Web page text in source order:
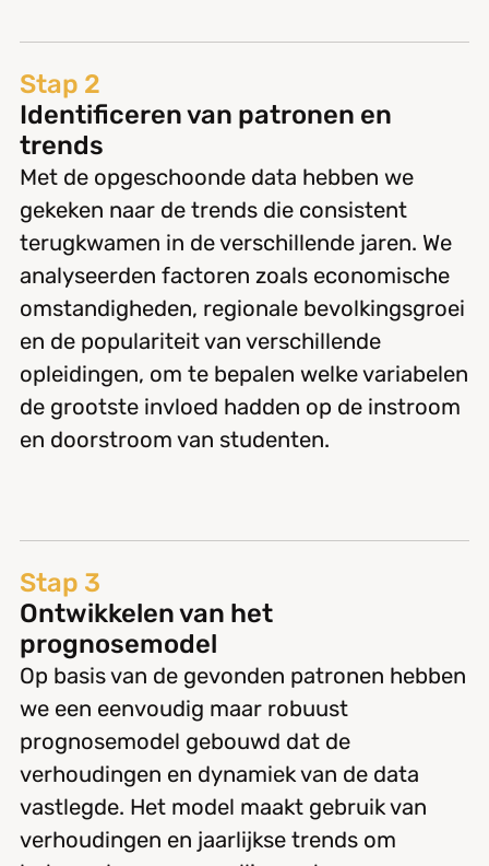
Stap 2
Identificeren van patronen en
trends
Met de opgeschoonde data hebben we
gekeken naar de trends die consistent
terugkwamen in de verschillende jaren. We
analyseerden factoren zoals economische
omstandigheden, regionale bevolkingsgroei
en de populariteit van verschillende
opleidingen, om te bepalen welke variabelen
de grootste invloed hadden op de instroom
en doorstroom van studenten.
Stap 3
Ontwikkelen van het
prognosemodel
Op basis van de gevonden patronen hebben
we een eenvoudig maar robuust
prognosemodel gebouwd dat de
verhoudingen en dynamiek van de data
vastlegde. Het model maakt gebruik van
verhoudingen en jaarlijkse trends om